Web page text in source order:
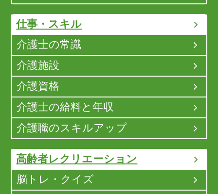
仕事・スキル
介護士の常識
介護施設
介護資格
介護士の給料と年収
介護職のスキルアップ
高齢者レクリエーション
脳トレ・クイズ